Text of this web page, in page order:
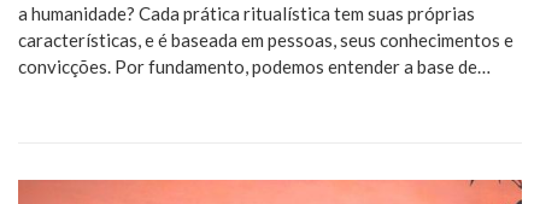
a humanidade? Cada prática ritualística tem suas próprias
características, e é baseada em pessoas, seus conhecimentos e
convicções. Por fundamento, podemos entender a base de…